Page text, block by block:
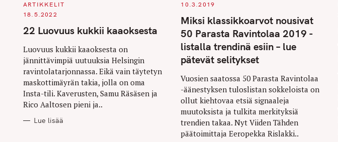
T
E
O
R
E
S
ARTIKKELIT
18.5.2022
22 Luovuus kukkii kaaoksesta
Luovuus kukkii kaaoksesta on
jännittävimpiä uutuuksia Helsingin
ravintolatarjonnassa. Eikä vain täytetyn
maskottimäyrän takia, jolla on oma
Insta-tili. Kaverusten, Samu Räsäsen ja
Rico Aaltosen pieni ja..
Lue lisää
T
G
O
R
I
E
S
10.3.2019
Miksi klassikkoarvot nousivat
50 Parasta Ravintolaa 2019 -
listalla trendinä esiin – lue
pätevät selitykset
Vuosien saatossa 50 Parasta Ravintolaa
-äänestyksen tuloslistan sokkeloista on
ollut kiehtovaa etsiä signaaleja
muutoksista ja tulkita merkityksiä
trendien takaa. Nyt Viiden Tähden
päätoimittaja Eeropekka Rislakki..
S
e
a
r
c